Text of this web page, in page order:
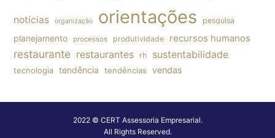
notícias organização orientações pesquisa
planejamento processos produtividade recursos humanos
restaurante restaurantes rh sustentabilidade
tecnologia tendência tendências vendas
2022 © CERT Assessoria Empresarial.
All Rights Reserved.